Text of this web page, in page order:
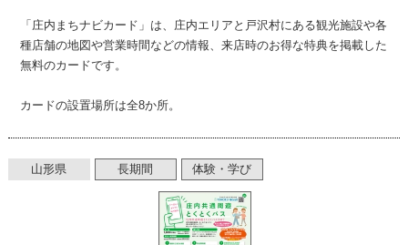
「庄内まちナビカード」は、庄内エリアと戸沢村にある観光施設や各
種店舗の地図や営業時間などの情報、来店時のお得な特典を掲載した
無料のカードです。
カードの設置場所は全8か所。
山形県 長期間 体験・学び
掲載規約
個人情報保護方針
動作環境
リンク集